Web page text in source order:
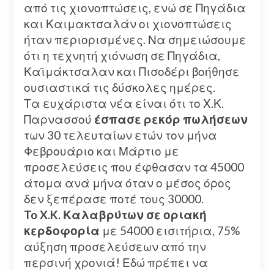
από τις χιονοπτώσεις, ενώ σε Πηγάδια
και Καιμακτσαλάν οι χιονοπτώσεις
ήταν περιορισμένες. Να σημειώσουμε
ότι η τεχνητή χιόνωση σε Πηγάδια,
Καϊμάκτσαλαν και Πισοδέρι βοήθησε
ουσιαστικά τις δύσκολες ημέρες.
Τα ευχάριστα νέα είναι ότι το Χ.Κ.
Παρνασσού έσπασε ρεκόρ πωλήσεων
των 30 τελευταίων ετών τον μήνα
Φεβρουάριο και Μάρτιο με
προσελεύσεις που έφθασαν τα 45000
άτομα ανά μήνα όταν ο μέσος όρος
δεν ξεπέρασε ποτέ τους 30000.
To X.K. Καλαβρύτων σε οριακή
κερδοφορία με 54000 εισιτήρια, 75%
αύξηση προσελεύσεων από την
περσινή χρονιά! Εδώ πρέπει να